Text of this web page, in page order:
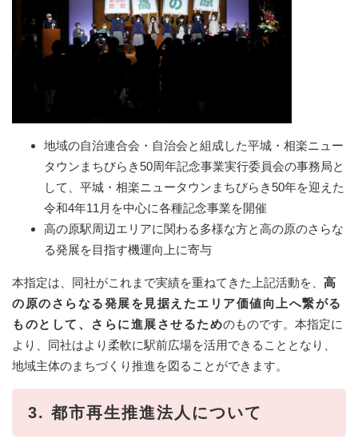
地域の自治連合会・自治会と組成した平城・相楽ニュー
タウンまちびらき50周年記念事業実行委員会の事務局と
して、平城・相楽ニュータウンまちびらき50年を迎えた
令和4年11月を中心に各種記念事業を開催
高の原駅周辺エリアに関わる多様な方と高の原のさらな
る発展を目指す機運向上に寄与
本指定は、同社がこれまで実績を重ねてきた上記活動を、 高
の原のさらなる発展を見据えたエリア価値向上へ繋がる
ものとして、さらに進展させるためのものです。本指定に
より、同社はより柔軟に駅前広場を活用できることとなり、
地域主体のまちづくり推進を図ることができます。
3. 都市再生推進法人について